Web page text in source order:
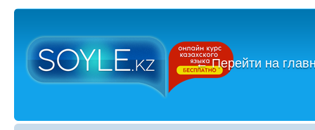
←Перейти на